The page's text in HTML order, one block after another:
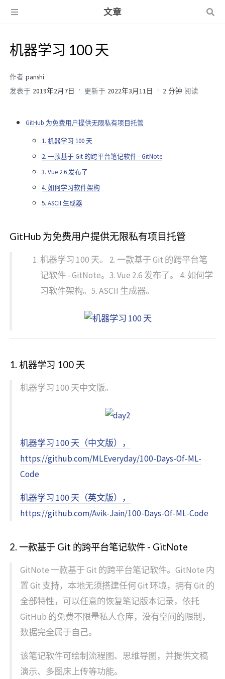
文章
机器学习 100 天
作者 panshi
发表于 2019年2月7日 更新于 2022年3月11日 2 分钟 阅读
GitHub 为免费用户提供无限私有项目托管
1. 机器学习 100 天
2. 一款基于 Git 的跨平台笔记软件 - GitNote
3. Vue 2.6 发布了
4. 如何学习软件架构
5. ASCII 生成器
GitHub 为免费用户提供无限私有项目托管
机器学习 100 天。 2. 一款基于 Git 的跨平台笔
记软件 - GitNote。3. Vue 2.6 发布了。 4. 如何学
习软件架构。5. ASCII 生成器。
1. 机器学习 100 天
机器学习 100 天中文版。
机器学习 100 天（中文版），
https://github.com/MLEveryday/100-Days-Of-ML-
Code
机器学习 100 天（英文版），
https://github.com/Avik-Jain/100-Days-Of-ML-Code
2. 一款基于 Git 的跨平台笔记软件 - GitNote
GitNote 一款基于 Git 的跨平台笔记软件。GitNote 内
置 Git 支持，本地无须搭建任何 Git 环境，拥有 Git 的
全部特性，可以任意的恢复笔记版本记录，依托
GitHub 的免费不限量私人仓库，没有空间的限制，
数据完全属于自己。
该笔记软件可绘制流程图、思维导图，并提供文稿
演示、多图床上传等功能。